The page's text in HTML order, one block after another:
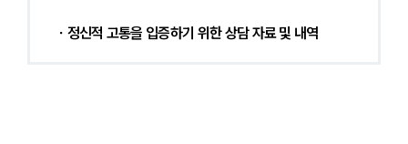
∙ 정신적 고통을 입증하기 위한 상담 자료 및 내역